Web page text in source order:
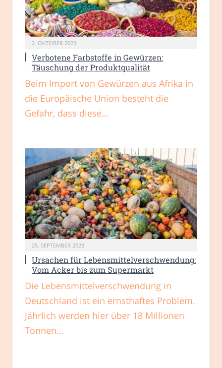
2. OKTOBER 2023
Verbotene Farbstoffe in Gewürzen:
Täuschung der Produktqualität
Beim Import von Gewürzen aus Afrika in
die Europäische Union besteht die
Gefahr, dass diese…
25. SEPTEMBER 2023
Ursachen für Lebensmittelverschwendung:
Vom Acker bis zum Supermarkt
Die Lebensmittelverschwendung in
Deutschland ist ein ernsthaftes Problem.
Jährlich werden hier über 18 Millionen
Tonnen…